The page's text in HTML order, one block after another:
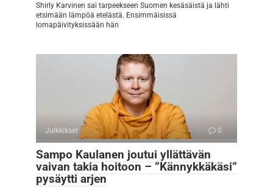
Shirly Karvinen sai tarpeekseen Suomen kesäsäistä ja lähti
etsimään lämpöä etelästä. Ensimmäisissä
lomapäivityksissään hän
Julkkikset 0
Sampo Kaulanen joutui yllättävän
vaivan takia hoitoon – ”Kännykkäkäsi”
pysäytti arjen